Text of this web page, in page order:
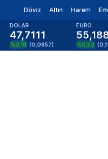
Döviz Altın Harem
DOLAR
47,7111
%0,18 (0,0857)
EURO
%0,32 (